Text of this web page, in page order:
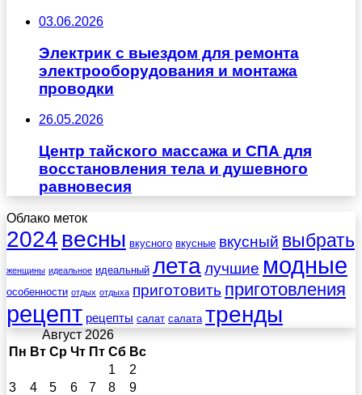
03.06.2026
Электрик с выездом для ремонта
электрооборудования и монтажа
проводки
26.05.2026
Центр тайского массажа и СПА для
восстановления тела и душевного
равновесия
Облако меток
2024 весны вкусного вкусные вкусный выбрать
женщины идеальное идеальный леталучшие модные
особенности отдых отдыха приготовить приготовления
рецепт рецепты салат салата тренды
Август 2026
Пн Вт Ср Чт Пт Сб Вс
1
2
3
4 5 6 7 8
9